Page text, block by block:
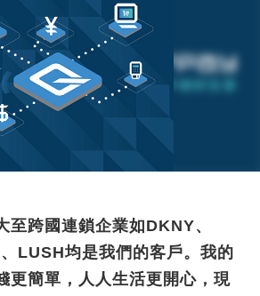
至跨國連鎖企業如DKNY、
LUSH均是我們的客戶。我的
更簡單，人人生活更開心，現